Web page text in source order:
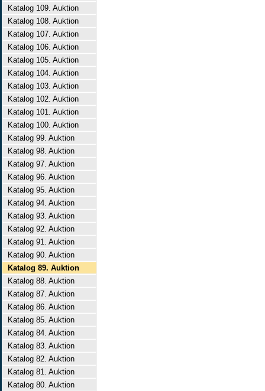
Katalog 109. Auktion
Katalog 108. Auktion
Katalog 107. Auktion
Katalog 106. Auktion
Katalog 105. Auktion
Katalog 104. Auktion
Katalog 103. Auktion
Katalog 102. Auktion
Katalog 101. Auktion
Katalog 100. Auktion
Katalog 99. Auktion
Katalog 98. Auktion
Katalog 97. Auktion
Katalog 96. Auktion
Katalog 95. Auktion
Katalog 94. Auktion
Katalog 93. Auktion
Katalog 92. Auktion
Katalog 91. Auktion
Katalog 90. Auktion
Katalog 89. Auktion
Katalog 88. Auktion
Katalog 87. Auktion
Katalog 86. Auktion
Katalog 85. Auktion
Katalog 84. Auktion
Katalog 83. Auktion
Katalog 82. Auktion
Katalog 81. Auktion
Katalog 80. Auktion